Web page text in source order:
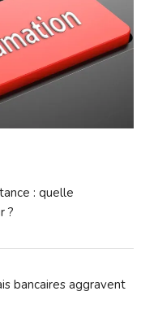
: quelle
?
bancaires aggravent